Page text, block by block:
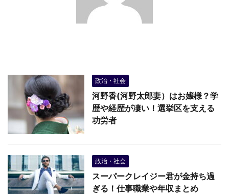
政治・社会
河野香(河野太郎妻）はお嬢様？学
歴や経歴が凄い！選挙区を支える
功労者
政治・社会
スーパークレイジー君が金持ち過
ぎる！仕事職業や年収まとめ